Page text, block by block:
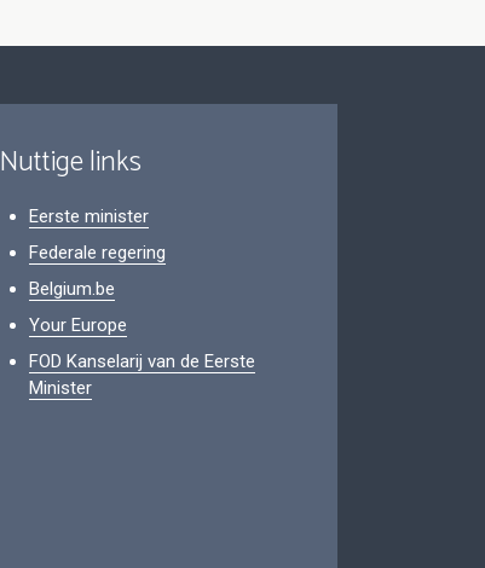
Nuttige links
Eerste minister
Federale regering
Belgium.be
Your Europe
FOD Kanselarij van de Eerste
Minister